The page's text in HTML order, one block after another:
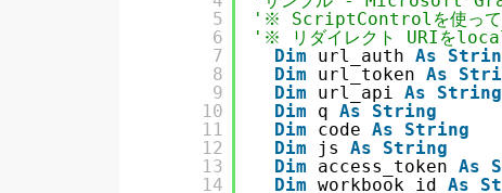
5
6
7
8
9
10
11
12
13
14
'※ ScriptControlを使ってい
'※ リダイレクト URIを
Dim
url_auth As
Dim
url_token As
Dim
url_api As
String
Dim
q As
String
Dim
code As
String
Dim
js As
String
Dim
access_token As
Dim workbook_id As